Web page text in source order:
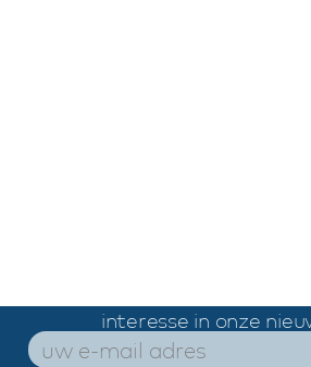
interesse in onze